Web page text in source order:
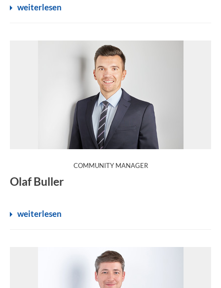
weiterlesen
COMMUNITY MANAGER:
Olaf Buller
weiterlesen